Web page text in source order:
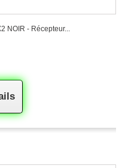
NOIR - Récepteur...